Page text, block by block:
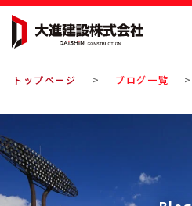
トップページ ブログ一覧